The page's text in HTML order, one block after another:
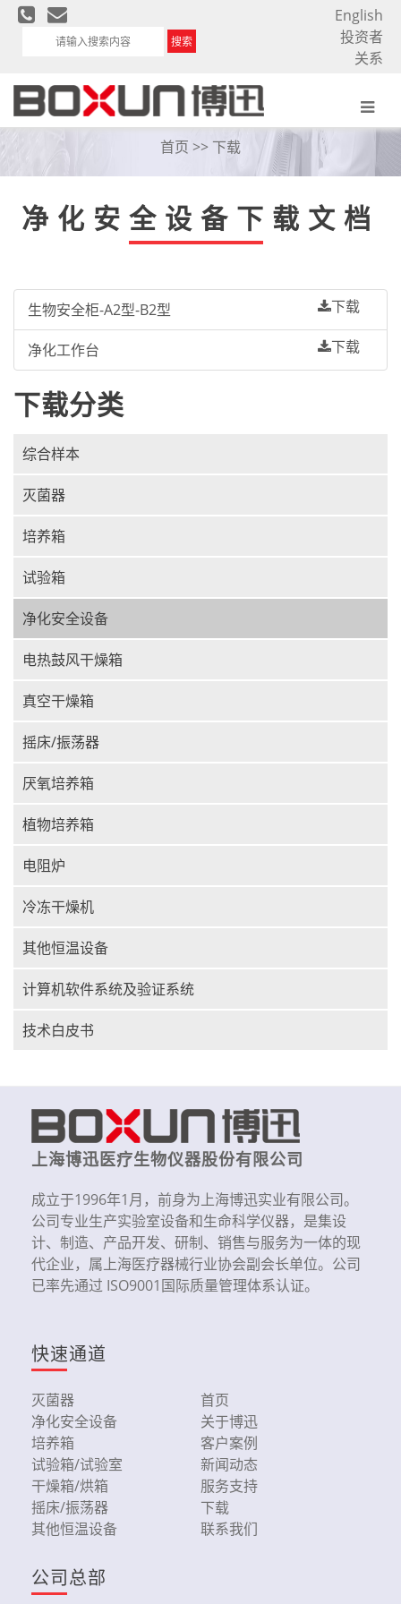
搜索
English
投资者
关系
下载
首页 >> 下载
净化安全设备下载文档
下载
生物安全柜-A2型-B2型
下载
净化工作台
下载分类
综合样本
灭菌器
培养箱
试验箱
净化安全设备
电热鼓风干燥箱
真空干燥箱
摇床/振荡器
厌氧培养箱
植物培养箱
电阻炉
冷冻干燥机
其他恒温设备
计算机软件系统及验证系统
技术白皮书
上海博迅医疗生物仪器股份有限公司
成立于1996年1月，前身为上海博迅实业有限公司。
公司专业生产实验室设备和生命科学仪器，是集设
计、制造、产品开发、研制、销售与服务为一体的现
代企业，属上海医疗器械行业协会副会长单位。公司
已率先通过 ISO9001国际质量管理体系认证。
快速通道
灭菌器
净化安全设备
培养箱
试验箱/试验室
干燥箱/烘箱
摇床/振荡器
其他恒温设备
首页
关于博迅
客户案例
新闻动态
服务支持
下载
联系我们
公司总部